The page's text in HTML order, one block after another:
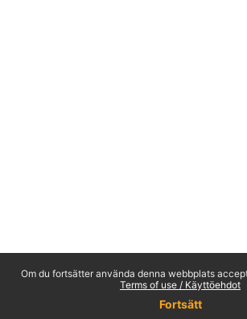
Om du fortsätter använda denna webbplats
Terms of use / Käyttöehdot
Fortsätt